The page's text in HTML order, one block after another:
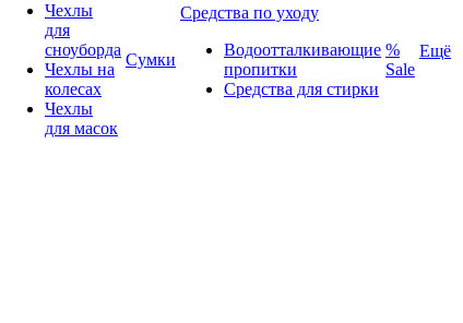
Чехлы
для
сноуборда
Чехлы на
колесах
Чехлы
для масок
Сумки
Средства по уходу
Водоотталкивающие
пропитки
Средства для стирки
%
Sale
Ещё